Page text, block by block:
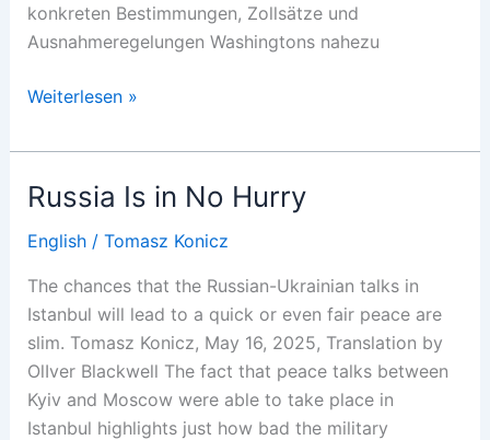
konkreten Bestimmungen, Zollsätze und
Ausnahmeregelungen Washingtons nahezu
Trump
der
Schranke
des
Weiterlesen »
Russia Is in No Hurry
English/ Tomasz Konicz
The chances that the Russian-Ukrainian talks in
Istanbul will lead to a quick or even fair peace are
slim. Tomasz Konicz, May 16, 2025, Translation by
OlIver Blackwell The fact that peace talks between
Kyiv and Moscow were able to take place in
Istanbul highlights just how bad the military